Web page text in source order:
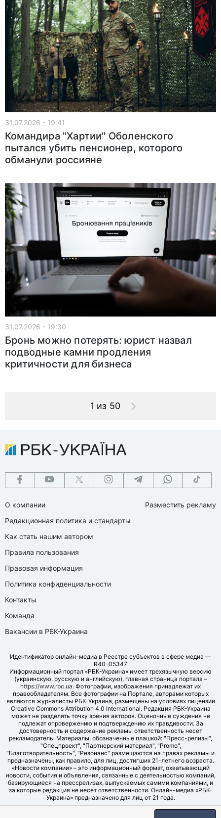
31.07.2026 - 19:41
Командира "Хартии" Оболенского
пытался убить пенсионер, которого
обманули россияне
31.07.2026 - 19:30
Бронь можно потерять: юрист назвал
подводные камни продления
критичности для бизнеса
1 из 50
О компании
Редакционная политика и стандарты
Как стать нашим автором
Правила пользования
Правовая информация
Политика конфиденциальности
Контакты
Команда
Вакансии в РБК-Украина
Разместить рекламу
Идентификатор онлайн-медиа в Реестре субъектов в сфере медиа —
R40-05347
Информационный портал «РБК-Украина» имеет трехязычную версию
(украинскую, русскую и английскую), главная страница портала –
https://www.rbc.ua. Фотографии, изображения принадлежат их
правообладателям. Все фотографии на Портале, авторами которых
являются журналисты РБК-Украина, размещены на условиях лицензии
Creative Commons Attribution 4.0 International. Редакция РБК-Украина
может не разделять точку зрения авторов. Оценочные суждения не
подлежат опровержению и подтверждению их правдивости. За
достоверность и содержание рекламы ответственность несет
рекламодатель. Материалы, обозначенные плашкой: "Пресс-релизы",
"Спецпроект", "Партнерский материал", "Promo",
"Благотворительность", "Резонанс" размещаются на правах рекламы и
предназначены, как правило, для лиц, достигших 21-летнего возраста.
«Новости компании» – это информационный формат, охватывающий
новости, события и объявления, связанные с деятельностью компаний,
базирующиеся на прессрелизах, выпускаемых самими компаниями, и
за которые редакция не несет ответственности. Онлайн-медиа «РБК-
Украина» предназначено для лиц от 21 года.
© LLC "UBT MEDIA", 2006-2026.